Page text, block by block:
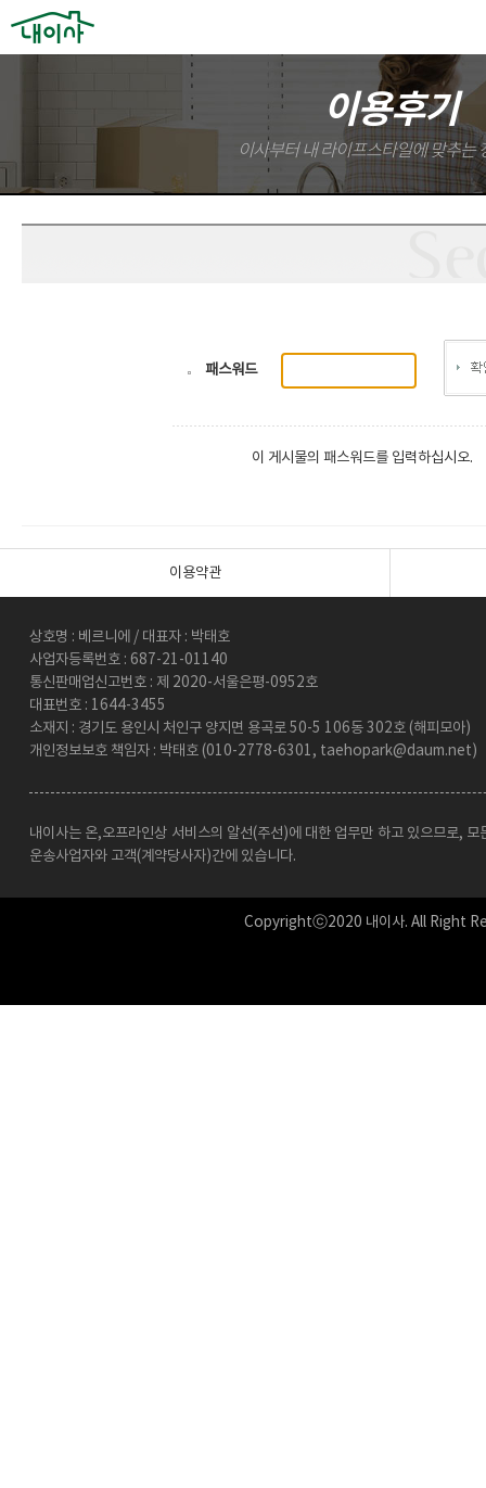
이용후기
이사부터 내 라이프스타일에 맞추는
패스워드
이 게시물의 패스워드를 입력하십시오.
이용약관
상호명 : 베르니에 / 대표자 : 박태호
사업자등록번호 : 687-21-01140
통신판매업신고번호 : 제 2020-서울은평-0952호
대표번호 : 1644-3455
소재지 : 경기도 용인시 처인구 양지면 용곡로 50-5 106동 302호 (해피모아)
개인정보보호 책임자 : 박태호 (010-2778-6301, taehopark@daum.net)
내이사는 온,오프라인상 서비스의 알선(주선)에 대한 업무만 하고 있으므로,
운송사업자와 고객(계약당사자)간에 있습니다.
Copyrightⓒ2020 내이사. All Right